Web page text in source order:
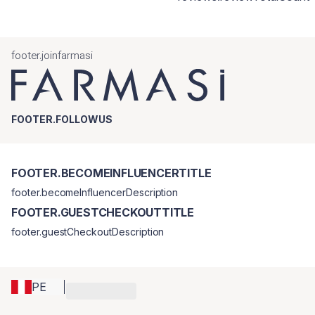
footer.joinfarmasi
FOOTER.FOLLOWUS
PE
FOOTER.BECOMEINFLUENCERTITLE
footer.becomeInfluencerDescription
FOOTER.GUESTCHECKOUTTITLE
footer.guestCheckoutDescription